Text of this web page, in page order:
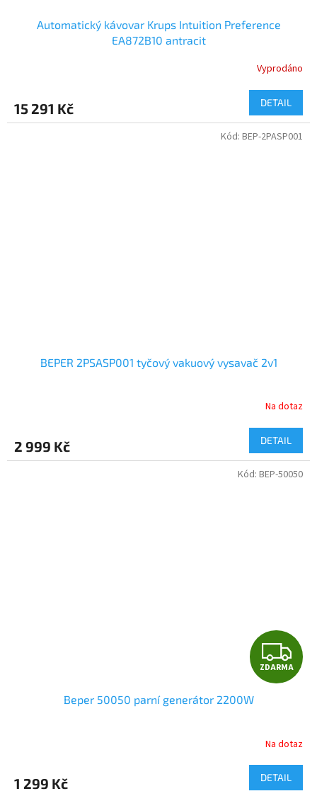
Automatický kávovar Krups Intuition Preference
EA872B10 antracit
Vyprodáno
15 291 Kč DETAIL
BEPER 2PSASP001 tyčový vakuový vysavač 2v1
Na dotaz
2 999 Kč DETAIL
Kód: BEP-2PASP001
Z
D
R
M
ZDARMA
Beper 50050 parní generátor 2200W
Na dotaz
1 299 Kč DETAIL
Kód: BEP-50050